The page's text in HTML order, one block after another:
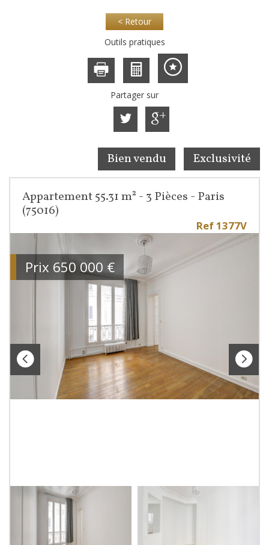
< Retour
Outils pratiques
Partager sur
Bien vendu Exclusivité
Appartement 55.31 m² - 3 Pièces - Paris
(75016)
Ref 1377V
Prix 650 000 €